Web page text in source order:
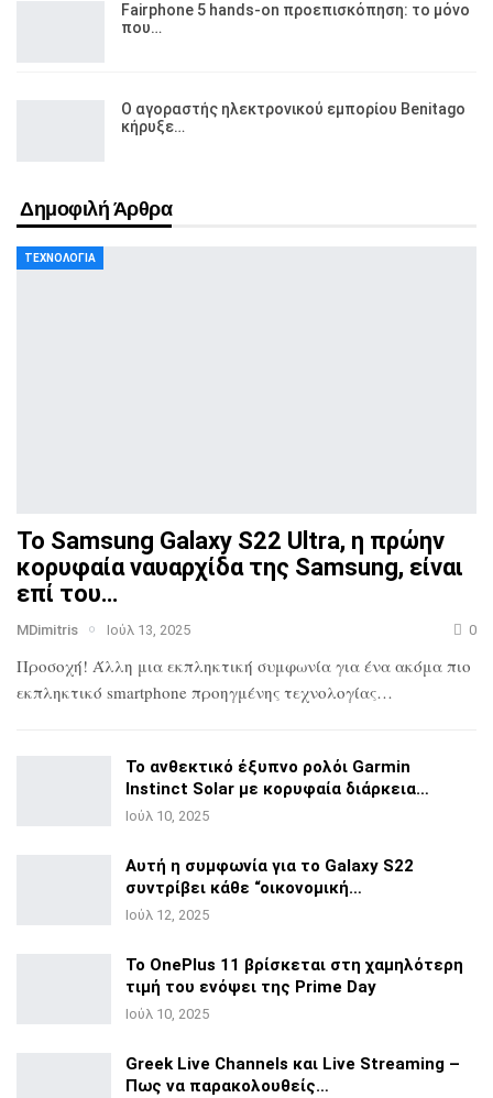
Fairphone 5 hands-on προεπισκόπηση: το μόνο
που…
Ο αγοραστής ηλεκτρονικού εμπορίου Benitago
κήρυξε…
Δημοφιλή Άρθρα
ΤΕΧΝΟΛΟΓΊΑ
Το Samsung Galaxy S22 Ultra, η πρώην
κορυφαία ναυαρχίδατης Samsung, είναι
επί του…
MDimitris Ιούλ 13, 2025 0
Προσοχή! Άλλη μια εκπληκτική συμφωνία για ένα ακόμα πιο
εκπληκτικό smartphone προηγμένης τεχνολογίας…
Το ανθεκτικό έξυπνο ρολόι Garmin
Instinct Solar με κορυφαία διάρκεια…
Ιούλ 10, 2025
Αυτή η συμφωνία για το Galaxy S22
συντρίβει κάθε “οικονομική…
Ιούλ 12, 2025
Το OnePlus 11 βρίσκεται στη χαμηλότερη
τιμή του ενόψει της Prime Day
Ιούλ 10, 2025
Greek Live Channels και Live Streaming –
Πως να παρακολουθείς…